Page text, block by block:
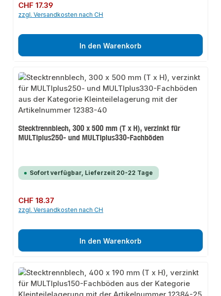
Regulärer Preis:
CHF 17.39
zzgl. Versandkosten nach CH
In den Warenkorb
Stecktrennblech, 300 x 500 mm (T x H), verzinkt für
MULTIplus250- und MULTIplus330-Fachböden
Sofort verfügbar, Lieferzeit 20-22 Tage
Regulärer Preis:
CHF 18.37
zzgl. Versandkosten nach CH
In den Warenkorb